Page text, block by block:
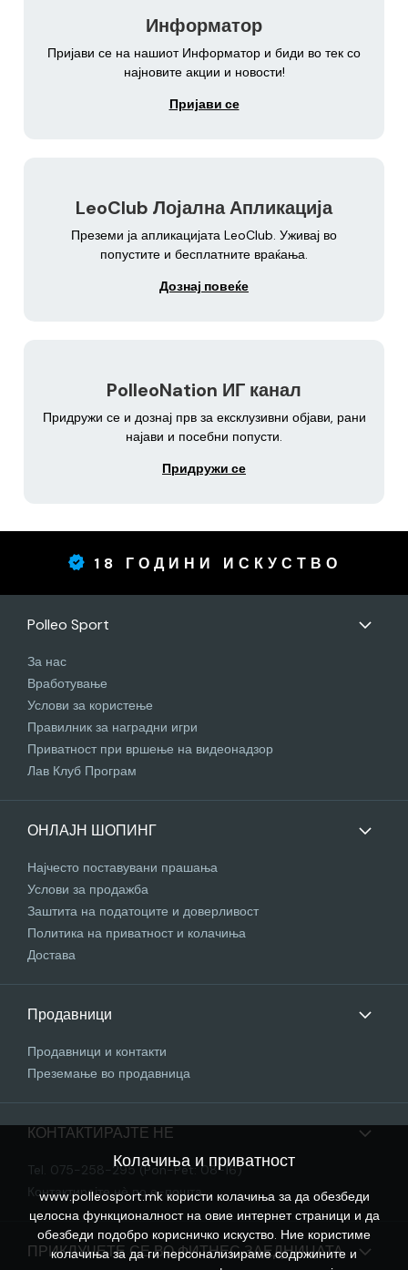
Информатор
Пријави се на нашиот Информатор и биди во тек со
најновите акции и новости!
Пријави се
LeoClub Лојална Апликација
Преземи ја апликацијата LeoClub. Уживај во
попустите и бесплатните враќања.
Дознај повеќе
PolleoNation ИГ канал
Придружи се и дознај прв за ексклузивни објави, рани
најави и посебни попусти.
Придружи се
18 ГОДИНИ ИСКУСТВО
Polleo Sport
За нас
Вработување
Услови за користење
Правилник за наградни игри
Приватност при вршење на видеонадзор
Лав Клуб Програм
ОНЛАЈН ШОПИНГ
Најчесто поставувани прашања
Услови за продажба
Заштита на податоците и доверливост
Политика на приватност и колачиња
Достава
Продавници
Продавници и контакти
Преземање во продавница
КОНТАКТИРАЈТЕ НЕ
Tel. 075-258-295 (Pon-Pet: 08-16)
Контактирајте нѐ по е-пошта
ПРИКЛУЧЕТЕ СЕ ВО ФИТНЕС ЗАЕДНИЦАТА
Колачиња и приватност
www.polleosport.mk користи колачиња за да обезбеди
целосна функционалност на овие интернет страници и да
обезбеди подобро корисничко искуство. Ние користиме
колачиња за да ги персонализираме содржините и